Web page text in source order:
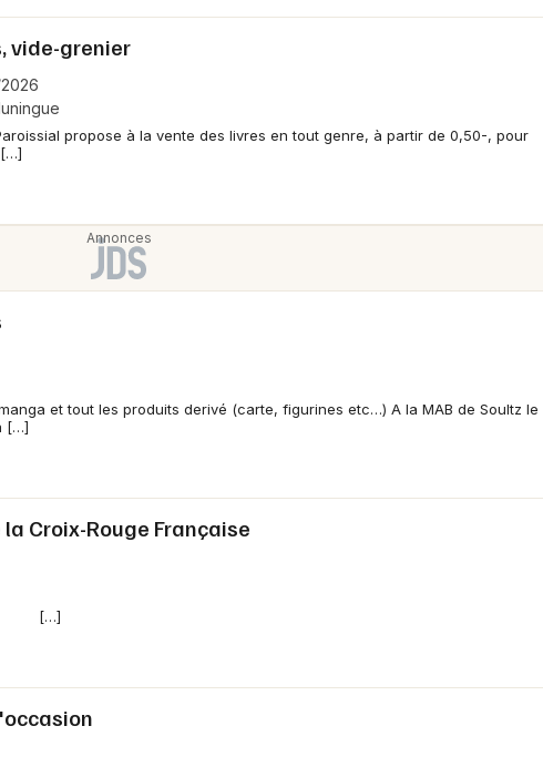
vide-grenier
propose à la vente des livres en tout genre, à partir de 0,50-, pour
[…]
et tout les produits derivé (carte, figurines etc…) A la MAB de Soultz le
[…]
Croix-Rouge Française